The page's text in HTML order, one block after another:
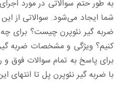
به طور حتم سوالاتی در مورد
شما ایجاد می‌شود. سوالاتی از این
ضربه گیر نئوپرن چیست؟ برای
کنیم؟ ویژگی و مشخصات ضربه
برای پاسخ به تمام سوالات فوق و
با ضربه گیر نئوپرن پل تا انتهای